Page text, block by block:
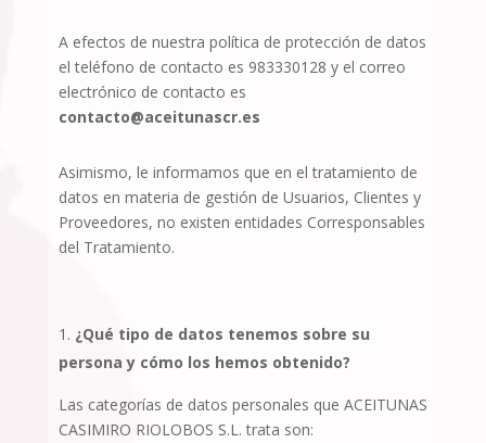
A efectos de nuestra política de protección de datos
el teléfono de contacto es 983330128 y el correo
electrónico de contacto es
contacto@aceitunascr.es
Asimismo, le informamos que en el tratamiento de
datos en materia de gestión de Usuarios, Clientes y
Proveedores, no existen entidades Corresponsables
del Tratamiento.
¿Qué tipo de datos tenemos sobre su
persona y cómo los hemos obtenido?
Las categorías de datos personales que ACEITUNAS
CASIMIRO RIOLOBOS S.L. trata son: